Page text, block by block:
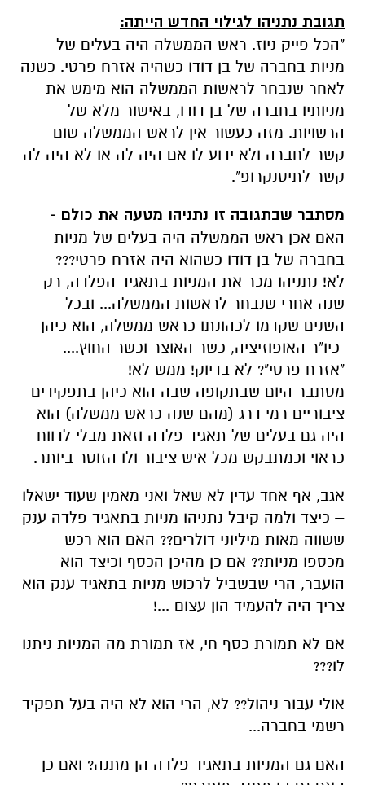
תגובת נתניהו לגילוי החדש הייתה:
"הכל פייק ניוז. ראש הממשלה היה בעלים של
מניות בחברה של בן דודו כשהיה אזרח פרטי. כשנה
לאחר שנבחר לראשות הממשלה הוא מימש את
מניותיו בחברה של בן דודו, באישור מלא של
הרשויות. מזה כעשור אין לראש הממשלה שום
קשר לחברה ולא ידוע לו אם היה לה או לא היה לה
קשר לתיסנקרופ".
מסתבר שבתגובה זו נתניהו מטעה את כולם -
האם אכן ראש הממשלה היה בעלים של מניות
בחברה של בן דודו כשהוא היה אזרח פרטי???
לא! נתניהו מכר את המניות בתאגיד הפלדה, רק
שנה אחרי שנבחר לראשות הממשלה... ובכל
השנים שקדמו לכהונתו כראש ממשלה, הוא כיהן
כיו"ר האופוזיציה, כשר האוצר וכשר החוץ....
"אזרח פרטי"? לא בדיוק! ממש לא!
מסתבר היום שבתקופה שבה הוא כיהן בתפקידים
ציבוריים רמי דרג (מהם שנה כראש ממשלה) הוא
היה גם בעלים של תאגיד פלדה וזאת מבלי לדווח
כראוי וכמתבקש מכל איש ציבור ולו הזוטר ביותר.
אגב, אף אחד עדין לא שאל ואני מאמין שעוד ישאלו
– כיצד ולמה קיבל נתניהו מניות בתאגיד פלדה ענק
ששווה מאות מיליוני דולרים?? האם הוא רכש
מכספו מניות?? אם כן מהיכן הכסף וכיצד הוא
הועבר, הרי שבשביל לרכוש מניות בתאגיד ענק הוא
צריך היה להעמיד הון עצום ...!
אם לא תמורת כסף חי, אז תמורת מה המניות ניתנו
לו???
אולי עבור ניהול?? לא, הרי הוא לא היה בעל תפקיד
רשמי בחברה...
האם גם המניות בתאגיד פלדה הן מתנה? ואם כן